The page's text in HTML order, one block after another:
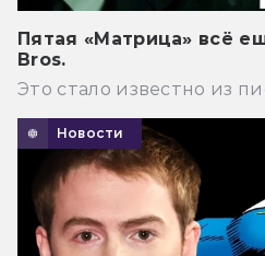
Пятая «Матрица» всё
Bros.
Это стало известно из
Новости